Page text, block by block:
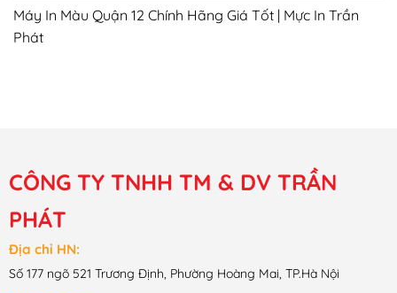
Máy In Màu Quận 12 Chính Hãng Giá Tốt | Mực In Trần
Phát
CÔNG TY TNHH TM & DV TRẦN
PHÁT
Địa chỉ HN:
Số 177 ngõ 521 Trương Định, Phường Hoàng Mai, TP.Hà Nội